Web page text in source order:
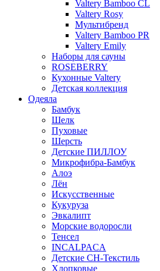
Valtery Bamboo CL
Valtery Rosy
Мультибренд
Valtery Bamboo PR
Valtery Emily
Наборы для сауны
ROSEBERRY
Кухонные Valtery
Детская коллекция
Одеяла
Бамбук
Шелк
Пуховые
Шерсть
Детские ПИЛЛОУ
Микрофибра-Бамбук
Алоэ
Лён
Искусственные
Кукуруза
Эвкалипт
Морские водоросли
Тенсел
INCALPACA
Детские СН-Текстиль
Хлопковые